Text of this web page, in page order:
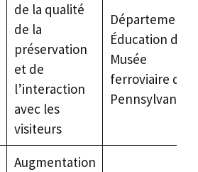
de la qualité
de la
préservation
et de
l’interaction
avec les
visiteurs
Département
Éducation du
Musée
ferroviaire de
Pennsylvanie
Augmentation